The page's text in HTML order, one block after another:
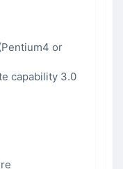
or
capability 3.0